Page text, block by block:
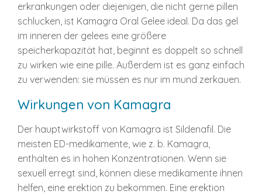
erkrankungen oder diejenigen, die nicht gerne pillen
schlucken, ist Kamagra Oral Gelee ideal. Da das gel
im inneren der gelees eine größere
speicherkapazität hat, beginnt es doppelt so schnell
zu wirken wie eine pille. Außerdem ist es ganz einfach
zu verwenden: sie müssen es nur im mund zerkauen.
Wirkungen von Kamagra
Der hauptwirkstoff von Kamagra ist Sildenafil. Die
meisten ED-medikamente, wie z. b. Kamagra,
enthalten es in hohen Konzentrationen. Wenn sie
sexuell erregt sind, können diese medikamente ihnen
helfen, eine erektion zu bekommen. Eine erektion